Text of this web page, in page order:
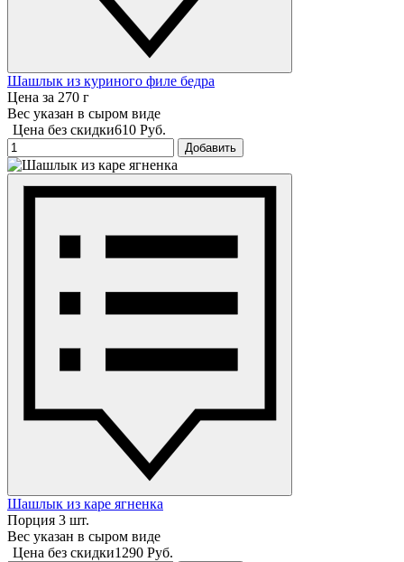
Шашлык из куриного филе бедра
Цена за 270 г
Вес указан в сыром виде
Цена без скидки610 Руб.
Добавить
Шашлык из каре ягненка
Порция 3 шт.
Вес указан в сыром виде
Цена без скидки1290 Руб.